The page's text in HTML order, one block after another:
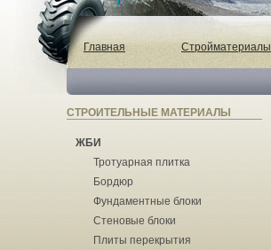
Главная Стройматериалы
СТРОИТЕЛЬНЫЕ МАТЕРИАЛЫ
ЖБИ
Тротуарная плитка
Бордюр
Фундаментные блоки
Стеновые блоки
Плиты перекрытия